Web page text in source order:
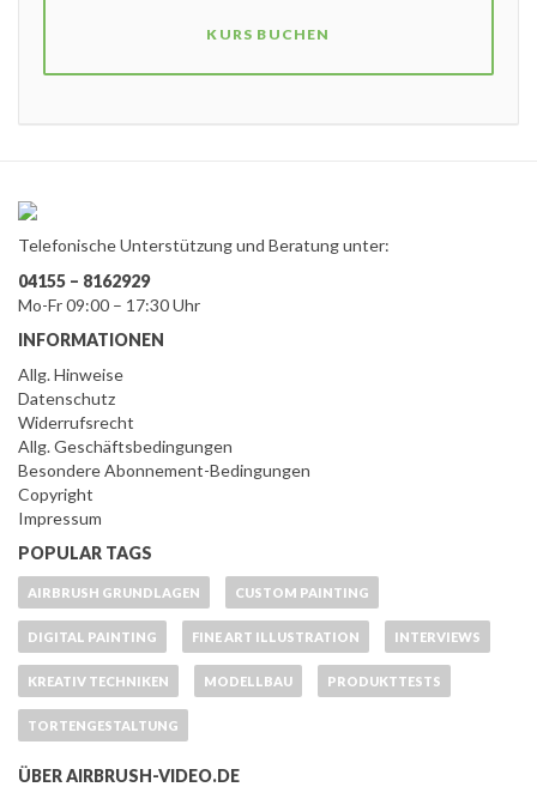
KURS BUCHEN
Telefonische Unterstützung und Beratung unter:
04155 – 8162929
Mo-Fr 09:00 – 17:30 Uhr
INFORMATIONEN
Allg. Hinweise
Datenschutz
Widerrufsrecht
Allg. Geschäftsbedingungen
Besondere Abonnement-Bedingungen
Copyright
Impressum
POPULAR TAGS
AIRBRUSH GRUNDLAGEN CUSTOM PAINTING
DIGITAL PAINTING FINE ART ILLUSTRATION INTERVIEWS
KREATIV TECHNIKEN MODELLBAU PRODUKTTESTS
TORTENGESTALTUNG
ÜBER AIRBRUSH-VIDEO.DE